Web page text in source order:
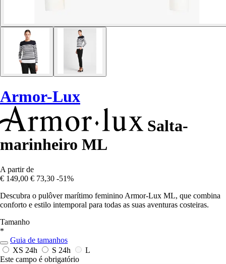
Armor-Lux
Salta-
marinheiro ML
A partir de
€ 149,00 € 73,30 -51%
Descubra o pulôver marítimo feminino Armor-Lux ML, que combina
conforto e estilo intemporal para todas as suas aventuras costeiras.
Tamanho
*
Guia de tamanhos
XS 24h S 24h
L
Este campo é obrigatório